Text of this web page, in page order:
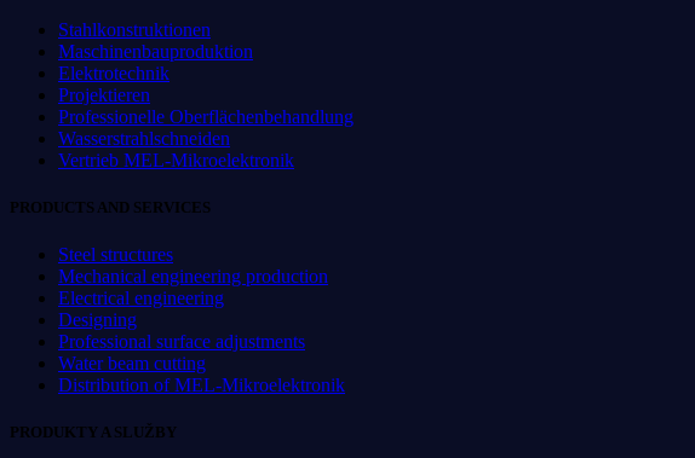
Stahlkonstruktionen
Maschinenbauproduktion
Elektrotechnik
Projektieren
Professionelle Oberflächenbehandlung
Wasserstrahlschneiden
Vertrieb MEL-Mikroelektronik
PRODUCTS AND SERVICES
Steel structures
Mechanical engineering production
Electrical engineering
Designing
Professional surface adjustments
Water beam cutting
Distribution of MEL-Mikroelektronik
PRODUKTY A SLUŽBY